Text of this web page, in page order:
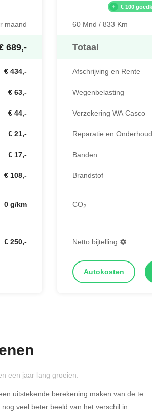
maand
689,-
€ 434,-
€ 63,-
€ 44,-
€ 21,-
€ 17,-
€ 108,-
0 g/km
€ 250,-
€ 100
60 Mnd / 833 Km
Totaal
Afschrijving en Rente
Wegenbelasting
Verzekering WA Casco
Reparatie en Onderhoud
Banden
Brandstof
CO2
Netto bijtelling
Autokosten
een jaar lang groeien.
uitstekende berekening maken van de te
veel beter beeld van het verschil in